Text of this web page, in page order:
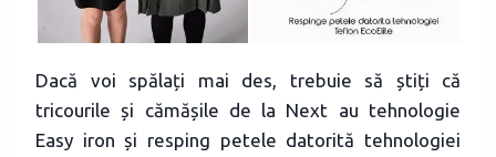
Dacă voi spălați mai des, trebuie să știți că
tricourile și cămășile de la Next au tehnologie
Easy iron și resping petele datorită tehnologiei